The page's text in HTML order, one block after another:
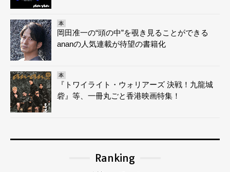
本
岡田准一の“頭の中”を覗き見ることができる
ananの人気連載が待望の書籍化
本
『トワイライト・ウォリアーズ 決戦！九龍城
砦』等、一冊丸ごと香港映画特集！
Ranking